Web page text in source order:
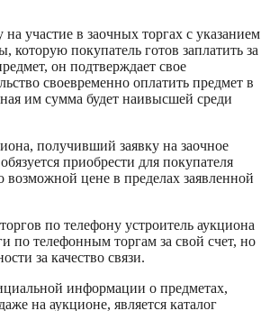
на участие в заочных торгах с указанием
которую покупатель готов заплатить за
он подтверждает свое
своевременно оплатить предмет в
им сумма будет наивысшей среди
получивший заявку на заочное
приобрести для покупателя
цене в пределах заявленной
по телефону устроитель аукциона
по телефонным торгам за свой счет, но
за качество связи.
информации о предметах,
на аукционе, является каталог